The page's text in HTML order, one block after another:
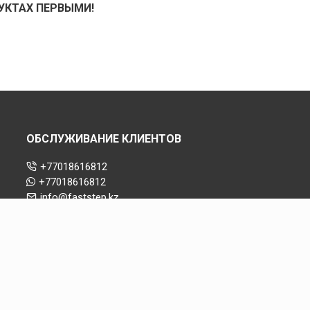
ПЕРВЫМИ!
ОБСЛУЖИВАНИЕ КЛИЕНТОВ
+77018616812
+77018616812
info@faststep.kz